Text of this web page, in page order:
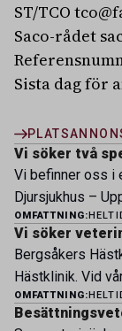
ST/TCO
Saco-rådet
Sista dag för
Vi söker två
Vi befinner oss i
Djursjukhus –
nu sin
veterinärer med
och forma vårt
engagerat team,
möjligheter att
OMFATTNING:
Vi söker
Bergsåkers
Hästklinik. Vid
och Bjertorp
Bergsåkers
OMFATTNING: